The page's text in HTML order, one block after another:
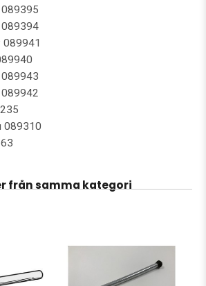
089941
089310
från samma kategori